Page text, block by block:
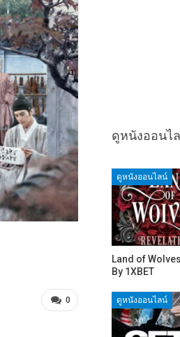
0
ดูหนังออนไ
ดูหนังออนไลน์
Land of
By 1XBET
ดูหนังออนไลน์